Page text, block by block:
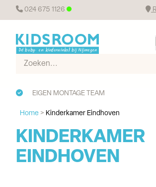
024 675 1126
EIGEN MONTAGE TEAM
Home > Kinderkamer Eindhoven
KINDERKAMER
EINDHOVEN